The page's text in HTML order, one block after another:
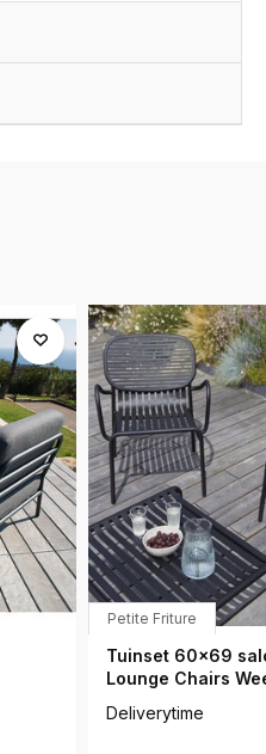
Petite Friture
Tuinset 60x69
Lounge Chairs
Deliverytime